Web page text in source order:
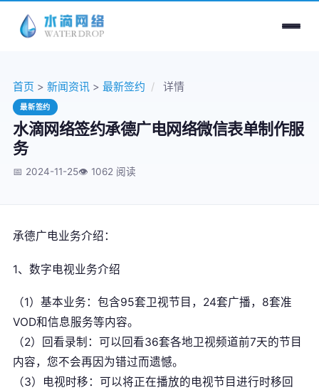
首页 > 新闻资讯 > 最新签约 / 详情
最新签约
水滴网络签约承德广电网络微信表单制作服
务
📅 2024-11-25👁️ 1062 阅读
承德广电业务介绍：
1、数字电视业务介绍
（1）基本业务：包含95套卫视节目，24套广播，8套准
VOD和信息服务等内容。
（2）回看录制：可以回看36套各地卫视频道前7天的节目
内容，您不会再因为错过而遗憾。
（3）电视时移：可以将正在播放的电视节目进行时移回